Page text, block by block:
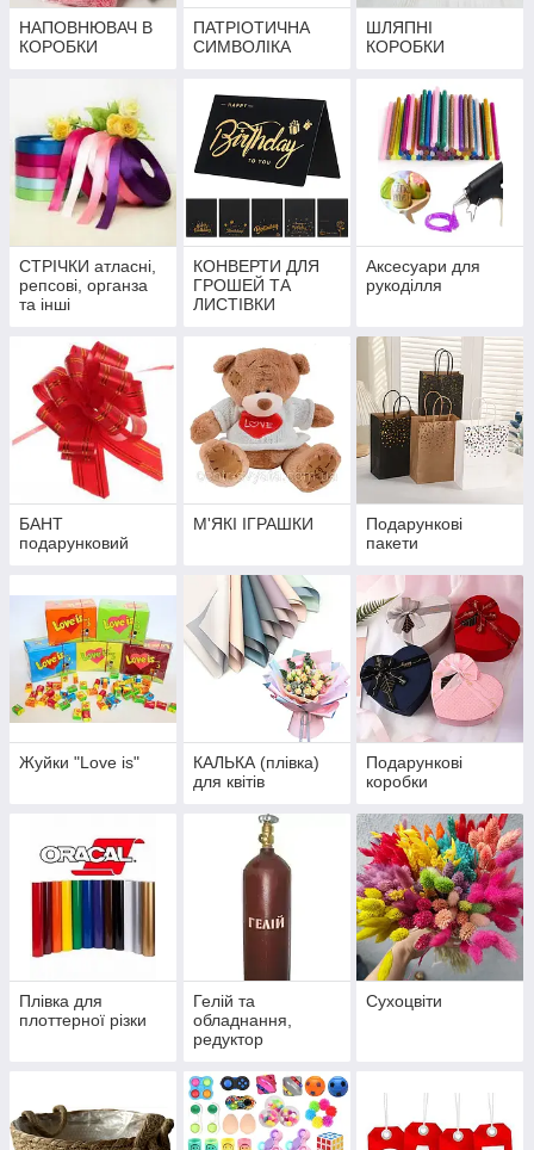
НАПОВНЮВАЧ В
КОРОБКИ
ПАТРІОТИЧНА
СИМВОЛІКА
ШЛЯПНІ
КОРОБКИ
СТРІЧКИ атласні,
репсові, органза
та інші
КОНВЕРТИ ДЛЯ
ГРОШЕЙ ТА
ЛИСТІВКИ
Аксесуари для
рукоділля
БАНТ
подарунковий
М'ЯКІ ІГРАШКИ
Подарункові
пакети
Жуйки "Love is"
КАЛЬКА (плівка)
для квітів
Подарункові
коробки
Плівка для
плоттерної різки
Гелій та
обладнання,
редуктор
Сухоцвіти